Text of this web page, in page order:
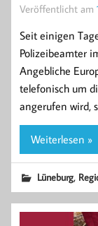
Veröffentlicht am
Seit einigen
Polizeibeamter
Angebliche
telefonisch um
angerufen wird,
Weiterlesen »
Lüneburg,